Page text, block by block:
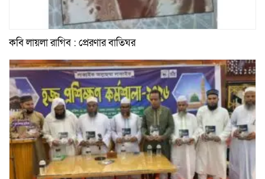
কবি লায়লা রাগিব : প্রেরণার বাতিঘর